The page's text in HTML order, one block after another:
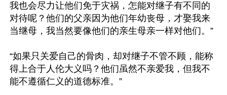
我也会尽力让他们免于灾祸，怎能对继子有不同的
对待呢？他们的父亲因为他们年幼丧母，才娶我来
当继母，我当然要像他们的亲生母亲一样对他们。”
“如果只关爱自己的骨肉，却对继子不管不顾，能称
得上合于人伦大义吗？他们虽然不亲爱我，但我不
能不遵循仁义的道德标准。”